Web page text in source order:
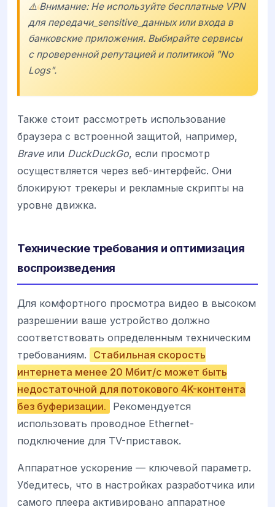
⚠️ Внимание: Не используйте бесплатные VPN
для передачи_sensitive_данных или входа в
банковские приложения. Выбирайте сервисы
с проверенной репутацией и политикой "No
Logs".
Также стоит рассмотреть использование
браузера с встроенной защитой, например,
Braveили DuckDuckGo, если просмотр
осуществляется через веб-интерфейс. Они
блокируют трекеры и рекламные скрипты на
уровне движка.
Технические требования и оптимизация
воспроизведения
Для комфортного просмотра видео в высоком
разрешении ваше устройство должно
соответствовать определенным техническим
требованиям.
Стабильная скорость
интернета менее 20 Мбит/с может быть
недостаточной для потокового 4K-контента
без буферизации.
Рекомендуется
использовать проводное Ethernet-
подключение для TV-приставок.
Аппаратное ускорение — ключевой параметр.
Убедитесь, что в настройках разработчика или
самого плеера активировано аппаратное